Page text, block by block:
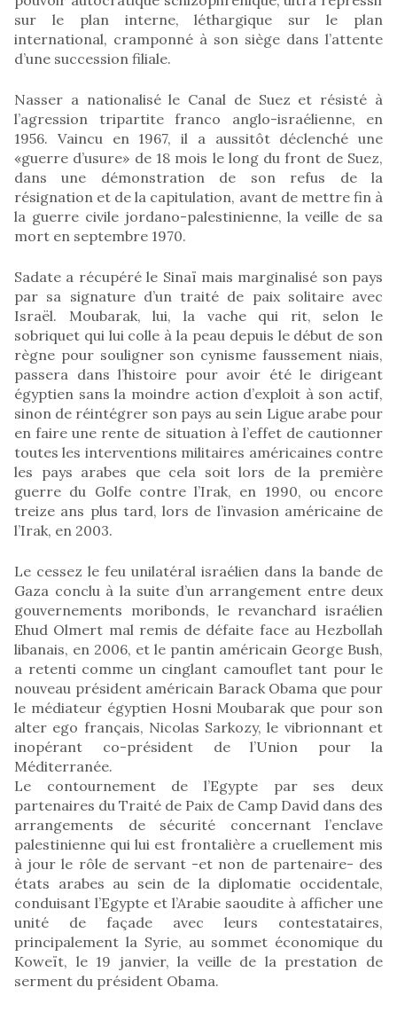
sur le plan interne, léthargique sur le plan
international, cramponné à son siège dans l’attente
d’une succession filiale.
Nasser a nationalisé le Canal de Suez et résisté à
l’agression tripartite franco anglo-israélienne, en
1956. Vaincu en 1967, il a aussitôt déclenché une
«guerre d’usure» de 18 mois le long du front de Suez,
dans une démonstration de son refus de la
résignation et de la capitulation, avant de mettre fin à
la guerre civile jordano-palestinienne, la veille de sa
mort en septembre 1970.
Sadate a récupéré le Sinaï mais marginalisé son pays
par sa signature d’un traité de paix solitaire avec
Israël. Moubarak, lui, la vache qui rit, selon le
sobriquet qui lui colle à la peau depuis le début de son
règne pour souligner son cynisme faussement niais,
passera dans l’histoire pour avoir été le dirigeant
égyptien sans la moindre action d’exploit à son actif,
sinon de réintégrer son pays au sein Ligue arabe pour
en faire une rente de situation à l’effet de cautionner
toutes les interventions militaires américaines contre
les pays arabes que cela soit lors de la première
guerre du Golfe contre l’Irak, en 1990, ou encore
treize ans plus tard, lors de l’invasion américaine de
l’Irak, en 2003.
Le cessez le feu unilatéral israélien dans la bande de
Gaza conclu à la suite d’un arrangement entre deux
gouvernements moribonds, le revanchard israélien
Ehud Olmert mal remis de défaite face au Hezbollah
libanais, en 2006, et le pantin américain George Bush,
a retenti comme un cinglant camouflet tant pour le
nouveau président américain Barack Obama que pour
le médiateur égyptien Hosni Moubarak que pour son
alter ego français, Nicolas Sarkozy, le vibrionnant et
inopérant co-président de l’Union pour la
Méditerranée.
Le contournement de l’Egypte par ses deux
partenaires du Traité de Paix de Camp David dans des
arrangements de sécurité concernant l’enclave
palestinienne qui lui est frontalière a cruellement mis
à jour le rôle de servant -et non de partenaire- des
états arabes au sein de la diplomatie occidentale,
conduisant l’Egypte et l’Arabie saoudite à afficher une
unité de façade avec leurs contestataires,
principalement la Syrie, au sommet économique du
Koweït, le 19 janvier, la veille de la prestation de
serment du président Obama.